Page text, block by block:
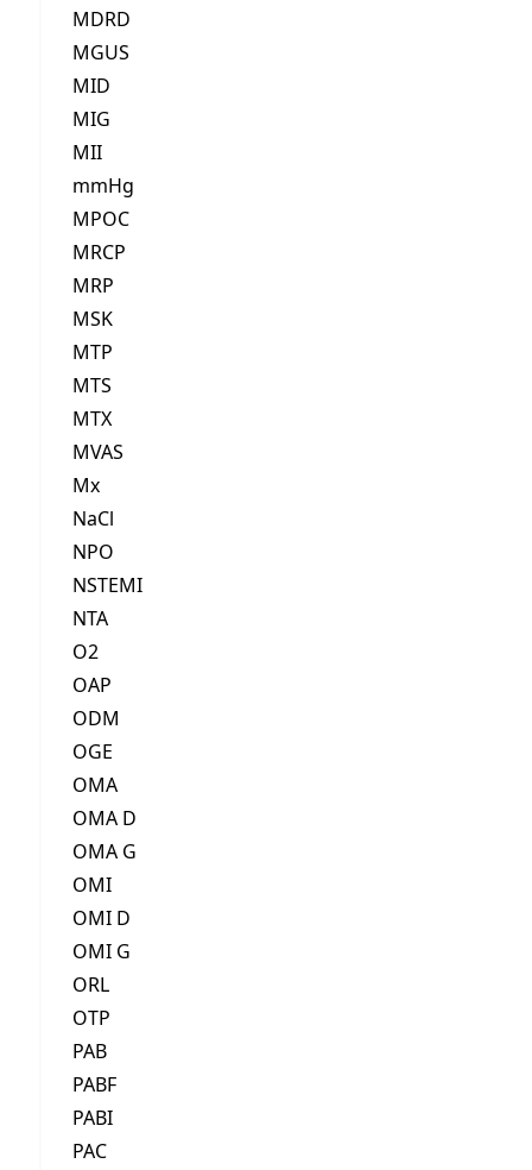
MDRD
MGUS
MID
MIG
MII
mmHg
MPOC
MRCP
MRP
MSK
MTP
MTS
MTX
MVAS
Mx
NaCl
NPO
NSTEMI
NTA
O2
OAP
ODM
OGE
OMA
OMA D
OMA G
OMI
OMI D
OMI G
ORL
OTP
PAB
PABF
PABI
PAC